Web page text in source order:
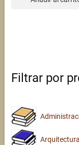
Filtrar por